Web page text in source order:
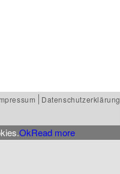
Datenschutzerklärung
OkRead more